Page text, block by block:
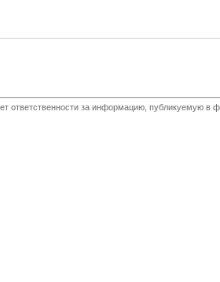
ответственности за информацию, публикуемую